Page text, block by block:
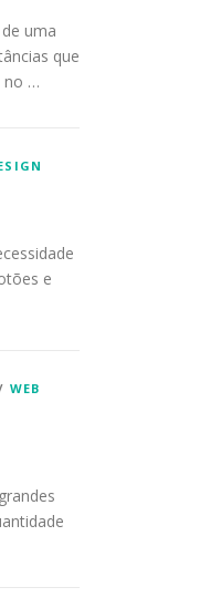
uma
que
no …
e
WEB